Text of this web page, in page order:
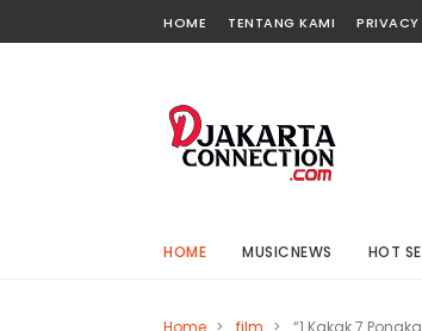
HOME TENTANG KAMI
HOME MUSICNEWS HOT
Home > film > “1 Kakak 7